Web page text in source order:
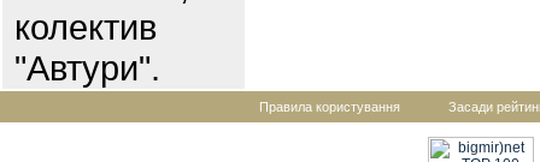
колектив
"Автури".
Правила користування Засади